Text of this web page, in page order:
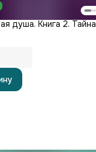
душа. Книга 2. Тайна